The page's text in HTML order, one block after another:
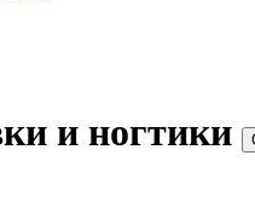
и ногтики